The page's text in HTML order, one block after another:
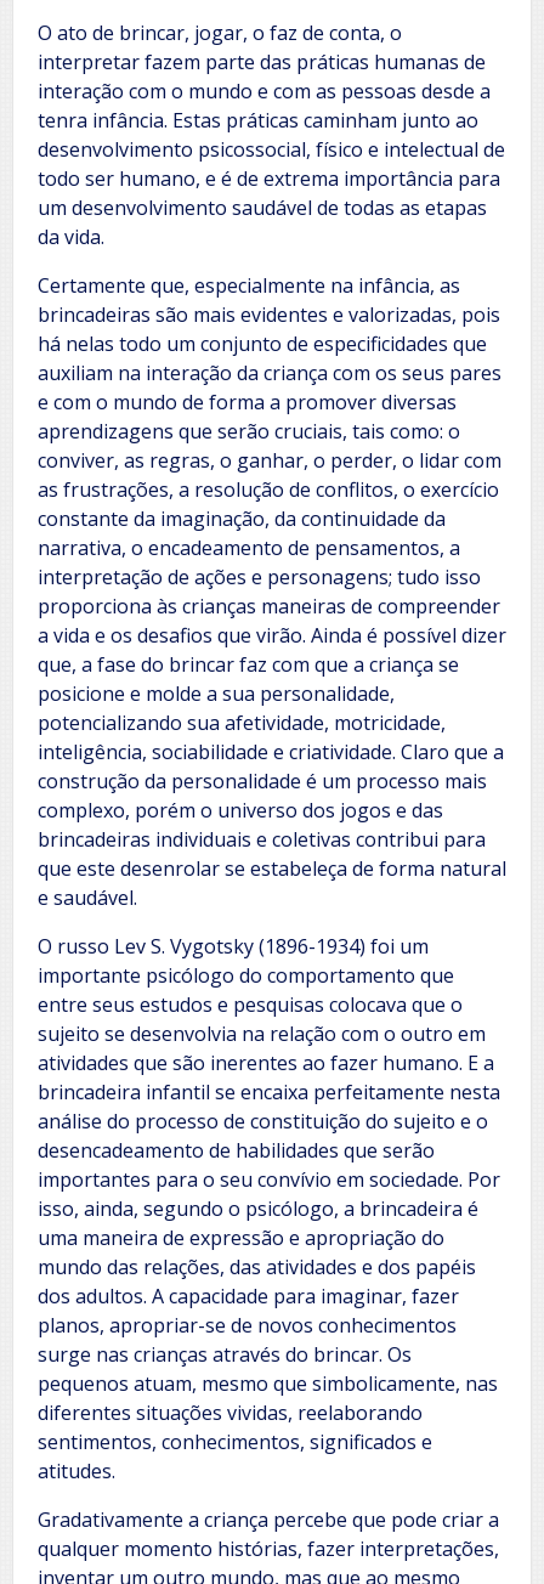
O ato de brincar, jogar, o faz de conta, o
interpretar fazem parte das práticas humanas de
interação com o mundo e com as pessoas desde a
tenra infância. Estas práticas caminham junto ao
desenvolvimento psicossocial, físico e intelectual de
todo ser humano, e é de extrema importância para
um desenvolvimento saudável de todas as etapas
da vida.
Certamente que, especialmente na infância, as
brincadeiras são mais evidentes e valorizadas, pois
há nelas todo um conjunto de especificidades que
auxiliam na interação da criança com os seus pares
e com o mundo de forma a promover diversas
aprendizagens que serão cruciais, tais como: o
conviver, as regras, o ganhar, o perder, o lidar com
as frustrações, a resolução de conflitos, o exercício
constante da imaginação, da continuidade da
narrativa, o encadeamento de pensamentos, a
interpretação de ações e personagens; tudo isso
proporciona às crianças maneiras de compreender
a vida e os desafios que virão. Ainda é possível dizer
que, a fase do brincar faz com que a criança se
posicione e molde a sua personalidade,
potencializando sua afetividade, motricidade,
inteligência, sociabilidade e criatividade. Claro que a
construção da personalidade é um processo mais
complexo, porém o universo dos jogos e das
brincadeiras individuais e coletivas contribui para
que este desenrolar se estabeleça de forma natural
e saudável.
O russo Lev S. Vygotsky (1896-1934) foi um
importante psicólogo do comportamento que
entre seus estudos e pesquisas colocava que o
sujeito se desenvolvia na relação com o outro em
atividades que são inerentes ao fazer humano. E a
brincadeira infantil se encaixa perfeitamente nesta
análise do processo de constituição do sujeito e o
desencadeamento de habilidades que serão
importantes para o seu convívio em sociedade. Por
isso, ainda, segundo o psicólogo, a brincadeira é
uma maneira de expressão e apropriação do
mundo das relações, das atividades e dos papéis
dos adultos. A capacidade para imaginar, fazer
planos, apropriar-se de novos conhecimentos
surge nas crianças através do brincar. Os
pequenos atuam, mesmo que simbolicamente, nas
diferentes situações vividas, reelaborando
sentimentos, conhecimentos, significados e
atitudes.
Gradativamente a criança percebe que pode criar a
qualquer momento histórias, fazer interpretações,
inventar um outro mundo, mas que ao mesmo